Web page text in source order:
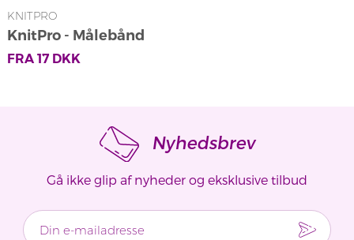
KNITPRO
KnitPro - Målebånd
FRA 17DKK
Nyhedsbrev
Gå ikke glip af nyheder og eksklusive tilbud